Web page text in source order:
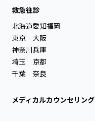
救急往診
北海道
東京
神奈川
埼玉
千葉
愛知
大阪
兵庫
京都
奈良
福岡
メディカルカウンセリング